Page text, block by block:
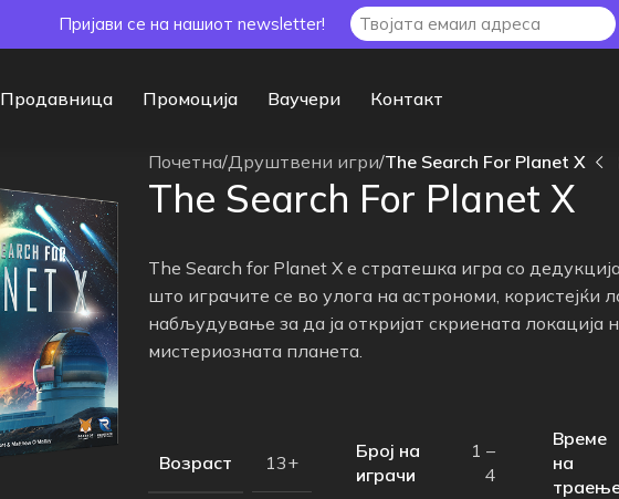
Продавница Промоција Ваучери Контакт
Почетна/Друштвени игри/The Search For Planet X
The Search For Planet X
The Search for Planet X е стратешка игра со
што играчите се во улога на астрономи, користејќи
набљудување за да ја откријат скриената локација
мистериозната планета.
Возраст 13+
Број на
играчи
1 –
4
Време
на
Пријави се на нашиот newsletter!